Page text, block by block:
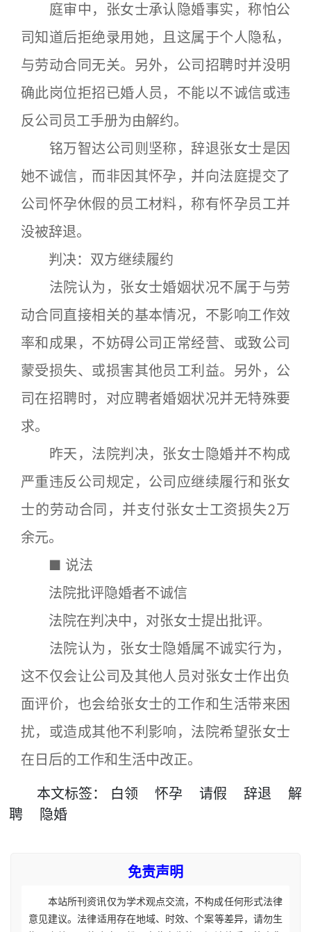
庭审中，张女士承认隐婚事实，称怕公
司知道后拒绝录用她，且这属于个人隐私，
与劳动合同无关。另外，公司招聘时并没明
确此岗位拒招已婚人员，不能以不诚信或违
反公司员工手册为由解约。
铭万智达公司则坚称，辞退张女士是因
她不诚信，而非因其怀孕，并向法庭提交了
公司怀孕休假的员工材料，称有怀孕员工并
没被辞退。
判决：双方继续履约
法院认为，张女士婚姻状况不属于与劳
动合同直接相关的基本情况，不影响工作效
率和成果，不妨碍公司正常经营、或致公司
蒙受损失、或损害其他员工利益。另外，公
司在招聘时，对应聘者婚姻状况并无特殊要
求。
昨天，法院判决，张女士隐婚并不构成
严重违反公司规定，公司应继续履行和张女
士的劳动合同，并支付张女士工资损失2万
余元。
■ 说法
法院批评隐婚者不诚信
法院在判决中，对张女士提出批评。
法院认为，张女士隐婚属不诚实行为，
这不仅会让公司及其他人员对张女士作出负
面评价，也会给张女士的工作和生活带来困
扰，或造成其他不利影响，法院希望张女士
在日后的工作和生活中改正。
本文标签： 白领 怀孕 请假 辞退
解
聘
隐婚
免责声明
本站所刊资讯仅为学术观点交流，不构成任何形式法律
意见建议。法律适用存在地域、时效、个案等差异，请勿生